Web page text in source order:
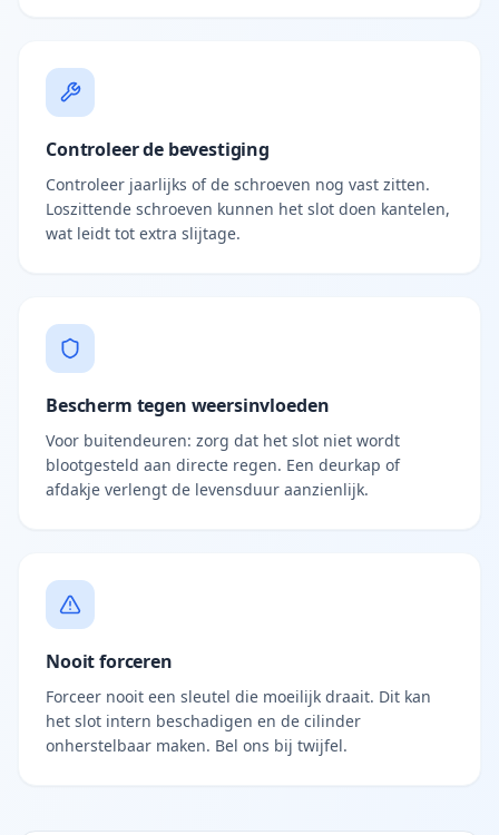
Controleer de bevestiging
Controleer jaarlijks of de schroeven nog vast zitten.
Loszittende schroeven kunnen het slot doen kantelen,
wat leidt tot extra slijtage.
Bescherm tegen weersinvloeden
Voor buitendeuren: zorg dat het slot niet wordt
blootgesteld aan directe regen. Een deurkap of
afdakje verlengt de levensduur aanzienlijk.
Nooit forceren
Forceer nooit een sleutel die moeilijk draait. Dit kan
het slot intern beschadigen en de cilinder
onherstelbaar maken. Bel ons bij twijfel.